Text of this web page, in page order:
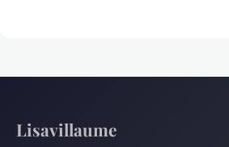
Lisavillaume